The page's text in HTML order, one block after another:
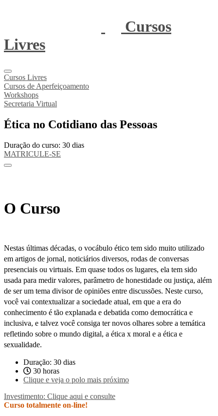
Cursos
Livres
Cursos Livres
Cursos de Aperfeiçoamento
Workshops
Secretaria Virtual
Ética no Cotidiano das Pessoas
Duração do curso: 30 dias
MATRICULE-SE
O Curso
Nestas últimas décadas, o vocábulo ético tem sido muito utilizado
em artigos de jornal, noticiários diversos, rodas de conversas
presenciais ou virtuais. Em quase todos os lugares, ela tem sido
usada para medir valores, parâmetro de honestidade ou justiça, além
de ser um tema divisor de opiniões entre discussões. Neste curso,
você vai contextualizar a sociedade atual, em que a era do
conhecimento é tão explanada e debatida como democrática e
inclusiva, e talvez você consiga ter novos olhares sobre a temática
refletindo sobre o mundo digital, a ética x moral e a ética e
sexualidade.
Duração: 30 dias
30 horas
Clique e veja o polo mais próximo
Investimento: Clique aqui e consulte
Curso totalmente on-line!